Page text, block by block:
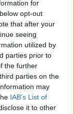
for
opt-out
that after your
seeing
utilized by
parties prior to
the further
parties on the
may
IAB’s List of
it to other